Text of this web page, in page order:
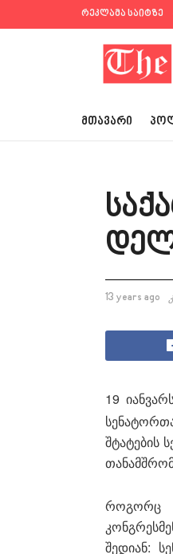
რეკლამა საიტზე
ᲛᲗᲐᲕᲐᲠᲘ
13 years ago
19
შტატების
როგორც
შედიან: